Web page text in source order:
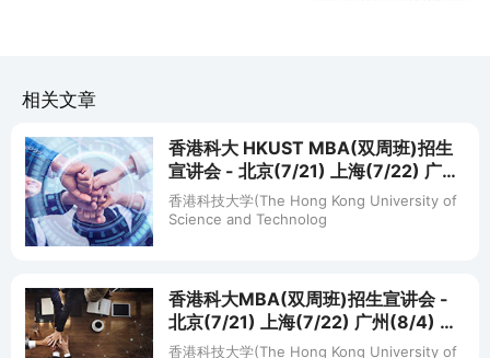
相关文章
香港科大 HKUST MBA(双周班)招生
宣讲会 - 北京(7/21) 上海(7/22) 广州
(8/4) 深圳(8/5)
香港科技大学(The Hong Kong University of
Science and Technolog
香港科大MBA(双周班)招生宣讲会 -
北京(7/21) 上海(7/22) 广州(8/4) 深
圳(8/5)
香港科技大学(The Hong Kong University of